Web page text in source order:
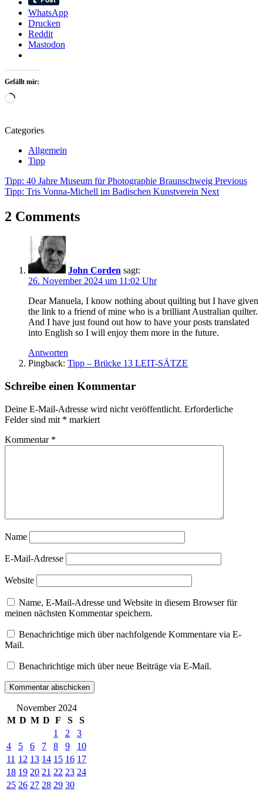
WhatsApp
Drucken
Reddit
Mastodon
Gefällt mir:
Wird
Categories
Allgemein
Tipp
Tags
Claudia
Edith
Bieri-
Hanselmann
Exhibition
Kunst
Kunstausstellung
Manuela
Mordhorst
Textilkunst
Tradition
bis
Moderne
Ursula
Bierbaumer-
Bohle
Frtisma
Beitragsnavigation
Tipp: 40 Jahre Museum für Photographie Braunschweig Previous
Tipp: Tris Vonna-Michell im Badischen Kunstverein Next
2 Comments
John Corden sagt:
26. November 2024 um 11:02 Uhr
Dear Manuela, I know nothing about quilting but I have given
the link to a friend of mine who is a brilliant Australian quilter.
And I have just found out how to have your posts translated
into English so I will enjoy them more in the future.
Antworten
Pingback: Tipp – Brücke 13 LEIT-SÄTZE
Schreibe einen Kommentar
Deine E-Mail-Adresse wird nicht veröffentlicht. Erforderliche
Felder sind mit * markiert
Kommentar *
Name
E-Mail-Adresse
Website
Name, E-Mail-Adresse und Website in diesem Browser für
meinen nächsten Kommentar speichern.
Benachrichtige mich über nachfolgende Kommentare via E-
Mail.
Benachrichtige mich über neue Beiträge via E-Mail.
November 2024
M D M D F S
S
1
2
3
4
5 6 7 8 9
10
11 12 13 14 15 16 17
18 19 20 21 22 23 24
25 26 27 28 29 30